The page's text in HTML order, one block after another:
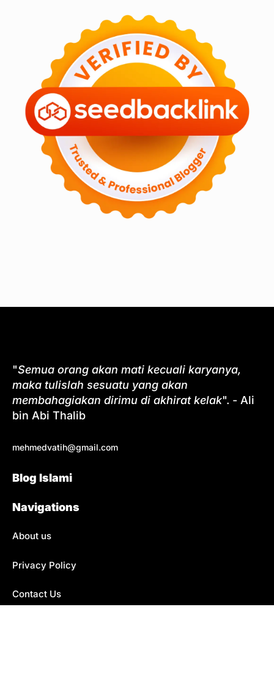
"Semua orang akan mati kecuali karyanya,
maka tulislah sesuatu yang akan
membahagiakan dirimu di akhirat kelak". - Ali
bin Abi Thalib
mehmedvatih@gmail.com
Blog Islami
Navigations
About us
Privacy Policy
Contact Us